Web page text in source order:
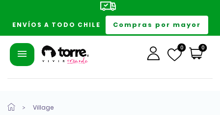
ENVÍOS A TODO CHILE Compras por mayor
0 0
Village